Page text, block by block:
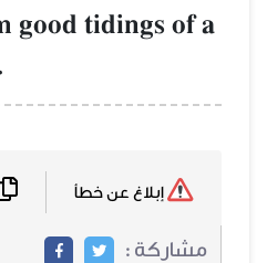
good tidings of a
مشاركة :